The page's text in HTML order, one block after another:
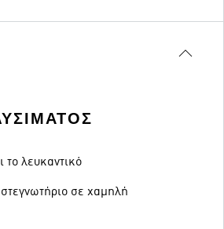
το λευκαντικό
σε χαμηλή